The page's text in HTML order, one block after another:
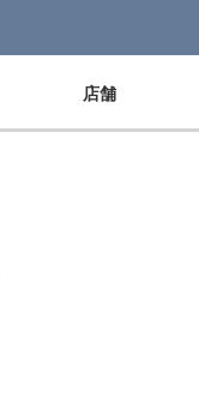
店舗